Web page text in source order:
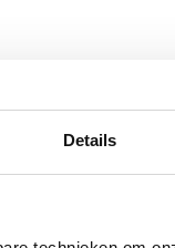
Details
met
unieke